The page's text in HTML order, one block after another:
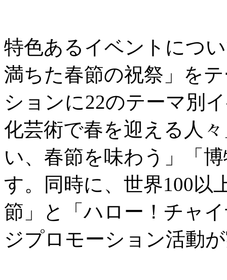
特色あるイベントにつ
満ちた春節の祝祭」を
ションに22のテーマ別
化芸術で春を迎える人
い、春節を味わう」「
す。同時に、世界100以
節」と「ハロー！チャ
ジプロモーション活動